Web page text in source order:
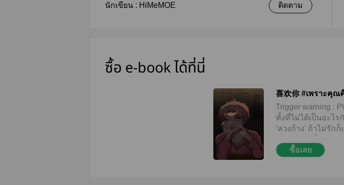
นักเขียน : HiMeMOE ติดตาม
ซื้อ e-book ได้ที่นี่
喜欢你 #เพราะคุณ
Trigger warning :
ทั้งที่ไม่ได้เป็นอะไ
'หวงก้าง' ถ้าไม่รักก็
อ่อย ลองส่งสายตา
ซื้อเลย